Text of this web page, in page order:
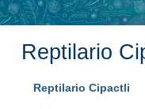
Reptilario
Reptilario Cipactli